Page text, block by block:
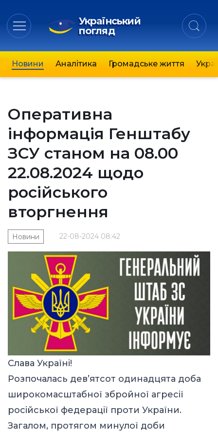
Український
погляд
Новини Аналітика Громадське життя
Оперативна
інформація Генштабу
ЗСУ станом на 08.00
22.08.2024 щодо
російського
вторгнення
22-08-2024 08:42
Новини
Слава Україні!
Розпочалась дев’ятсот одинадцята доба
широкомасштабної збройної агресії
російської федерації проти України.
Загалом, протягом минулої доби